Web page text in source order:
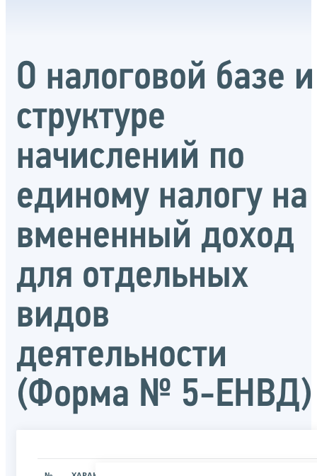
О налоговой базе и
структуре
начислений по
единому налогу на
вмененный доход
для отдельных
видов
деятельности
(Форма № 5-ЕНВД)